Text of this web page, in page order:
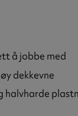
å jobbe med
dekkevne
halvharde